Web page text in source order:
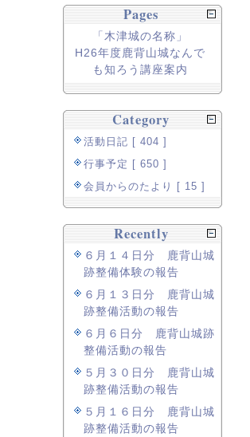
Pages
「木津城の名称」
H26年度鹿背山城なんで
も知ろう講座案内
Category
活動日記 [ 404 ]
行事予定 [ 650 ]
会員からのたより [ 15 ]
Recently
６月１４日分 鹿背山城
跡整備体験の報告
６月１３日分 鹿背山城
跡整備活動の報告
６月６日分 鹿背山城跡
整備活動の報告
５月３０日分 鹿背山城
跡整備活動の報告
５月１６日分 鹿背山城
跡整備活動の報告